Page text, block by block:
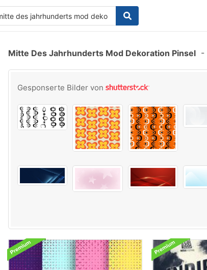
Mitte Des Jahrhunderts Mod Dekoration Pinsel -
Gesponserte Bilder von